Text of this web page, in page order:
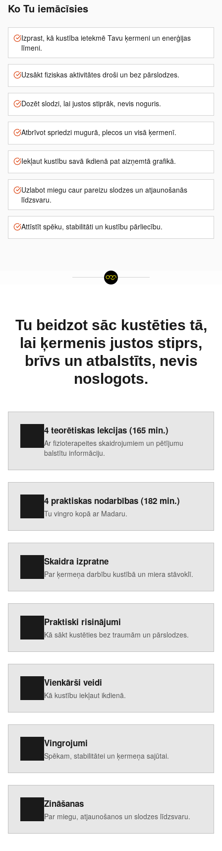
Ko Tu iemācīsies
Izprast, kā kustība ietekmē Tavu ķermeni un enerģijas
līmeni.
Uzsākt fiziskas aktivitātes droši un bez pārslodzes.
Dozēt slodzi, lai justos stiprāk, nevis noguris.
Atbrīvot spriedzi mugurā, plecos un visā ķermenī.
Iekļaut kustību savā ikdienā pat aizņemtā grafikā.
Uzlabot miegu caur pareizu slodzes un atjaunošanās
līdzsvaru.
Attīstīt spēku, stabilitāti un kustību pārliecību.
Tu beidzot sāc kustēties tā,
lai ķermenis justos stiprs,
brīvs un atbalstīts, nevis
noslogots.
4 teorētiskas lekcijas (165 min.)
Ar fizioterapeites skaidrojumiem un pētījumu
balstītu informāciju.
4 praktiskas nodarbības (182 min.)
Tu vingro kopā ar Madaru.
Skaidra izpratne
Par ķermeņa darbību kustībā un miera stāvoklī.
Praktiski risinājumi
Kā sākt kustēties bez traumām un pārslodzes.
Vienkārši veidi
Kā kustību iekļaut ikdienā.
Vingrojumi
Spēkam, stabilitātei un ķermeņa sajūtai.
Zināšanas
Par miegu, atjaunošanos un slodzes līdzsvaru.